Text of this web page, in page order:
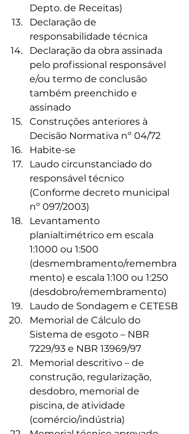
Depto. de Receitas)
Declaração de
responsabilidade técnica
Declaração da obra assinada
pelo profissional responsável
e/ou termo de conclusão
também preenchido e
assinado
Construções anteriores à
Decisão Normativa nº 04/72
Habite-se
Laudo circunstanciado do
responsável técnico
(Conforme decreto municipal
nº 097/2003)
Levantamento
planialtimétrico em escala
1:1000 ou 1:500
(desmembramento/remembra
mento) e escala 1:100 ou 1:250
(desdobro/remembramento)
Laudo de Sondagem e CETESB
Memorial de Cálculo do
Sistema de esgoto – NBR
7229/93 e NBR 13969/97
Memorial descritivo – de
construção, regularização,
desdobro, memorial de
piscina, de atividade
(comércio/indústria)